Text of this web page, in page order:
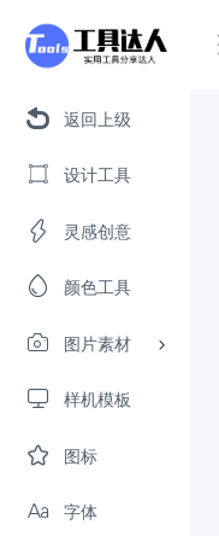
返回上级
设计工具
灵感创意
颜色工具
图片素材
样机模板
图标
字体